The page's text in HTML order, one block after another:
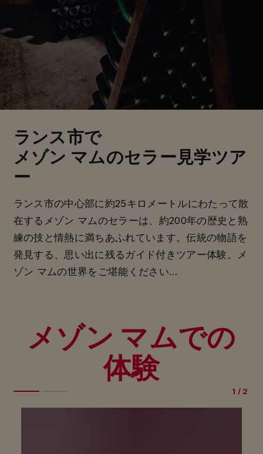
ランス市で
メゾン マムのセラー見学ツア
ー
ランス市の中心部に約25キロメートルにわたって散
在するメゾン マムのセラーは、約200年の歴史と熟
練の技と情熱に満ちあふれています。伝統の物語を
発見する、思い出に残るガイド付きツアー体験。メ
ゾン マムの世界をご堪能ください…
メゾン マムでの
体験
1 / 2